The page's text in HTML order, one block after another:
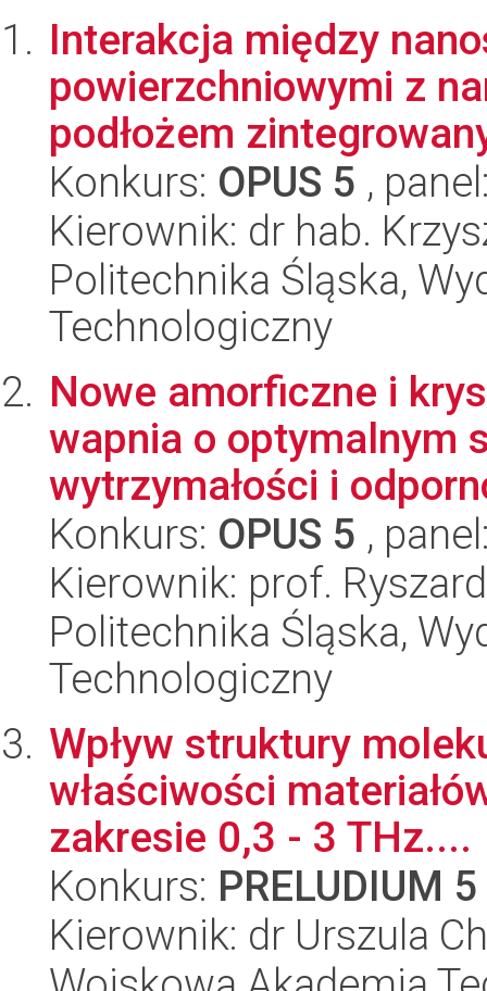
Interakcja między
powierzchniowymi z
podłożem
Konkurs: OPUS 5 ,
Kierownik: dr hab.
Politechnika Śląska,
Technologiczny
Nowe amorficzne i
wapnia o optymalnym
wytrzymałości i
Konkurs: OPUS 5 ,
Kierownik: prof.
Politechnika Śląska,
Technologiczny
Wpływ struktury
właściwości
zakresie 0,3 - 3 THz....
Konkurs: PRELUDIUM 5
Kierownik: dr Urszula